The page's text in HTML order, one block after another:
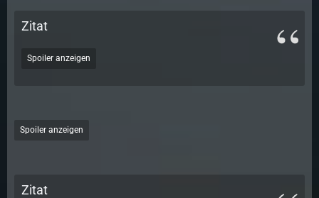
Zitat
Spoiler anzeigen
Spoiler anzeigen
Zitat